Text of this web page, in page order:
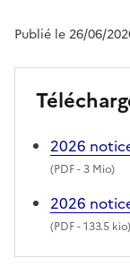
Publié le 26/06/
2026
(PDF- 3 Mio)
2026
(PDF- 133.5 kio)